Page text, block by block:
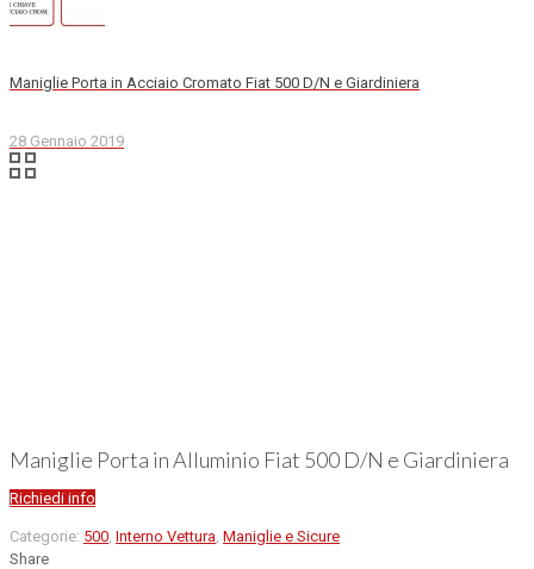
Maniglie Porta in Acciaio Cromato Fiat 500 D/N e Giardiniera
28 Gennaio 2019
Maniglie Porta in Alluminio Fiat 500 D/N e Giardiniera
Richiedi info
Categorie: 500 Interno Vettura Maniglie e Sicure
Share